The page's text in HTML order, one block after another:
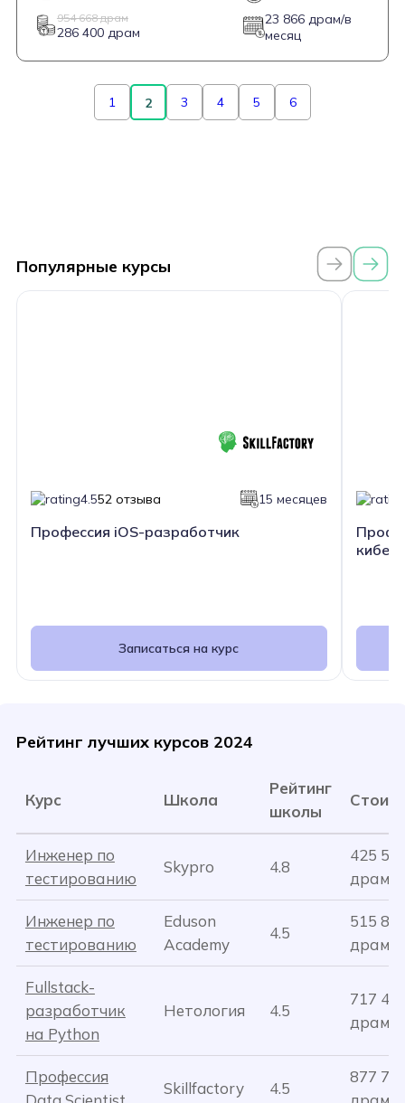
954 668 драм
286 400 драм
23 866 драм/в
месяц
1 2 3 4 5 6
Популярные курсы
4.552 отзыва 15 месяцев
Профессия iOS-разработчик
Записаться на курс
Рейтинг лучших курсов 2024
Курс Школа
Рейтинг
школы
Инженер по
тестированию
Skypro 4.8
425
драм
Инженер по
тестированию
Eduson
Academy
4.5
515
драм
Fullstack-
разработчик
на Python
Нетология 4.5
717
драм
Профессия
Skillfactory 4.5
877